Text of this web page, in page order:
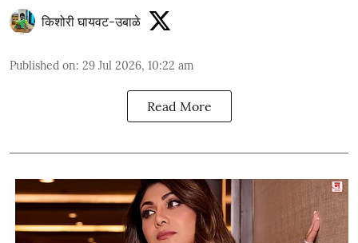
किशोरी घायवट-उबाळे
Published on: 29 Jul 2026, 10:22 am
Read More